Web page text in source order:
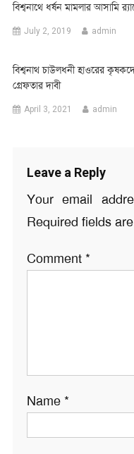
বিশ্বনাথে ধর্ষন মামলার আসামি
July 2, 2019 admin
বিশ্বনাথ চাউলধনী হাওরের
গ্রেফতার দাবী
April 3, 2021 admin
Leave a Reply
Your email
Required fields
Comment *
Name *